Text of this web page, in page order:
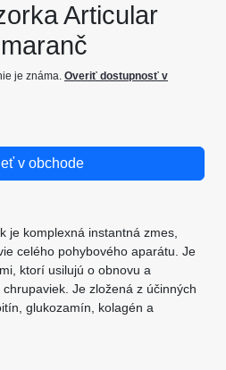
Articular
je známa. Overiť dostupnosť v
v obchode
je komplexná instantná zmes,
celého pohybového aparátu. Je
ktorí usilujú o obnovu a
Je zložená z účinných
glukozamín, kolagén a